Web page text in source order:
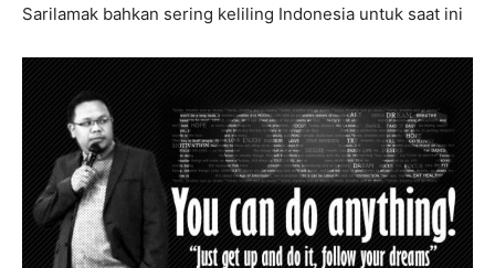
Sarilamak bahkan sering keliling Indonesia untuk saat ini